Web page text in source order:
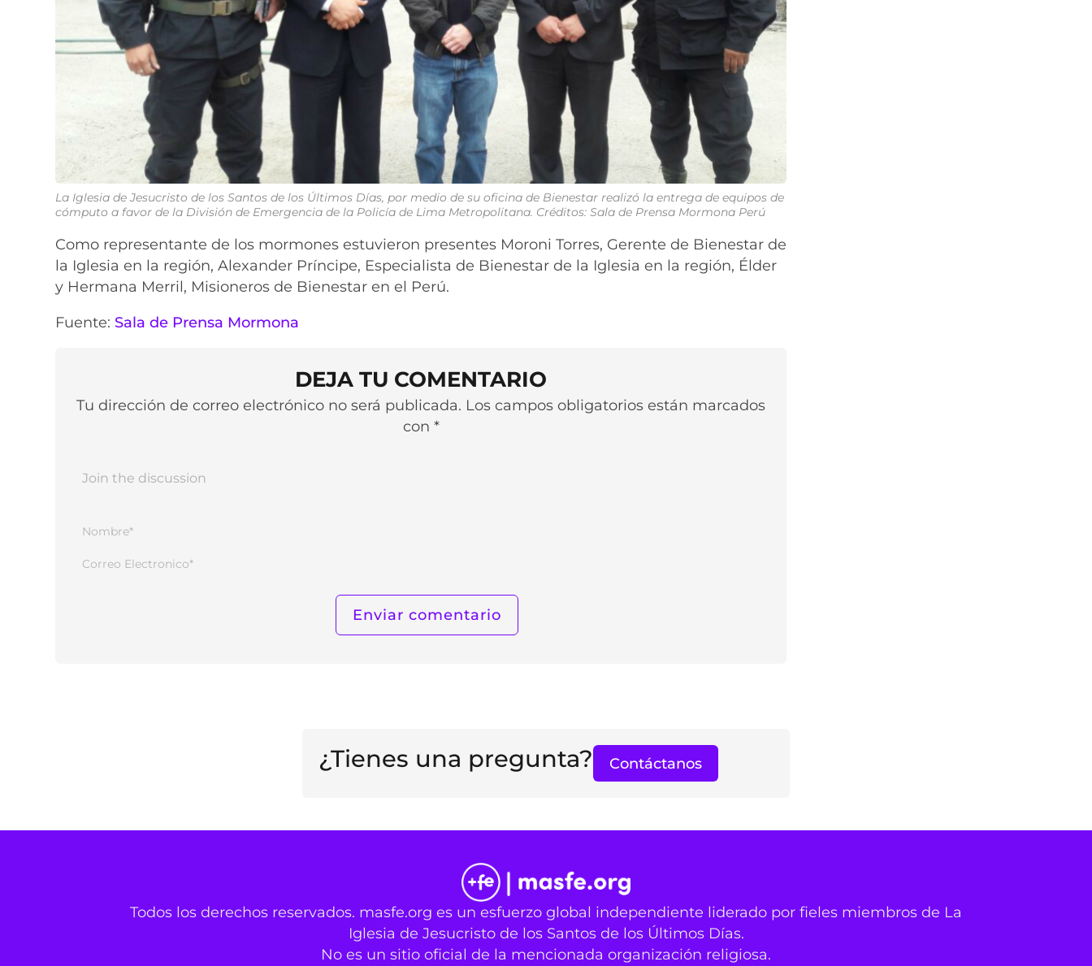
La Iglesia de Jesucristo de los Santos de los Últimos Días, por medio de su oficina de Bienestar realizó la entrega de equipos de
cómputo a favor de la División de Emergencia de la Policía de Lima Metropolitana. Créditos: Sala de Prensa Mormona Perú
Como representante de los mormones estuvieron presentes Moroni Torres, Gerente de Bienestar de
la Iglesia en la región, Alexander Príncipe, Especialista de Bienestar de la Iglesia en la región, Élder
y Hermana Merril, Misioneros de Bienestar en el Perú.
Fuente:Sala de Prensa Mormona
DEJA TU COMENTARIO
Tu dirección de correo electrónico no será publicada. Los campos obligatorios están marcados
con *
¿Tienes una pregunta? Contáctanos
Todos los derechos reservados. masfe.org es un esfuerzo global independiente liderado por fieles miembros de La
Iglesia de Jesucristo de los Santos de los Últimos Días.
No es un sitio oficial de la mencionada organización religiosa.